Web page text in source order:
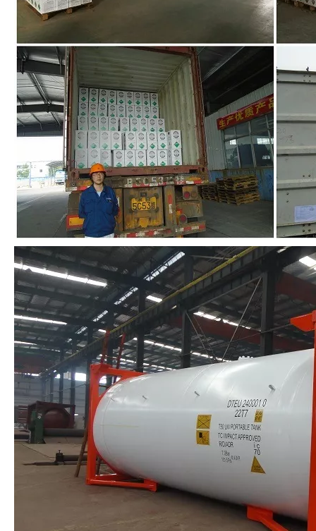
Frioflor Company produit et exporte le réfrigérant R410A depuis 2004